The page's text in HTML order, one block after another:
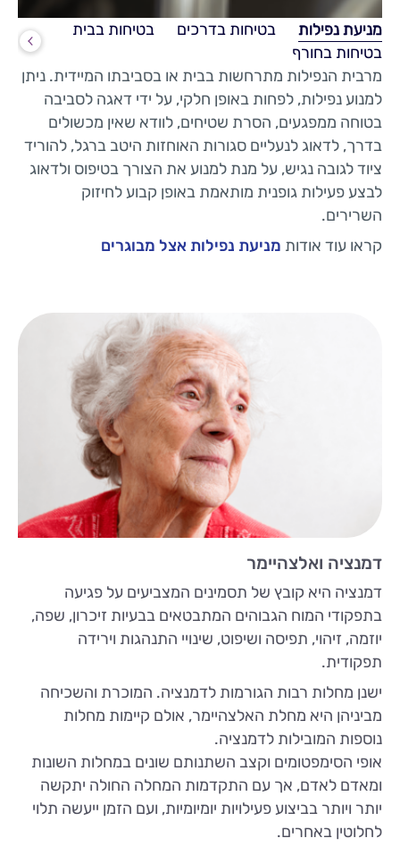
מניעת נפילות בטיחות בדרכים
בטיחות בבית
בטיחות בחורף
מרבית הנפילות מתרחשות בבית או בסביבתו המיידית. ניתן
למנוע נפילות, לפחות באופן חלקי, על ידי דאגה לסביבה
בטוחה ממפגעים, הסרת שטיחים, לוודא שאין מכשולים
בדרך, לדאוג לנעליים סגורות האוחזות היטב ברגל, להוריד
ציוד לגובה נגיש, על מנת למנוע את הצורך בטיפוס ולדאוג
לבצע פעילות גופנית מותאמת באופן קבוע לחיזוק
השרירים.
קראו עוד אודות מניעת נפילות אצל מבוגרים
דמנציה ואלצהיימר
דמנציה היא קובץ של תסמינים המצביעים על פגיעה
בתפקודי המוח הגבוהים המתבטאים בבעיות זיכרון, שפה,
יוזמה, זיהוי, תפיסה ושיפוט, שינויי התנהגות וירידה
תפקודית.
ישנן מחלות רבות הגורמות לדמנציה. המוכרת והשכיחה
מביניהן היא מחלת האלצהיימר, אולם קיימות מחלות
נוספות המובילות לדמנציה.
אופי הסימפטומים וקצב השתנותם שונים במחלות השונות
ומאדם לאדם, אך עם התקדמות המחלה החולה יתקשה
יותר ויותר בביצוע פעילויות יומיומיות, ועם הזמן ייעשה תלוי
לחלוטין באחרים.